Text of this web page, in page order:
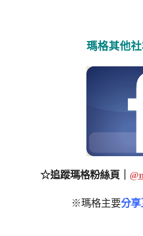
瑪格其他
☆追蹤瑪格粉絲頁｜
※瑪格主要分享